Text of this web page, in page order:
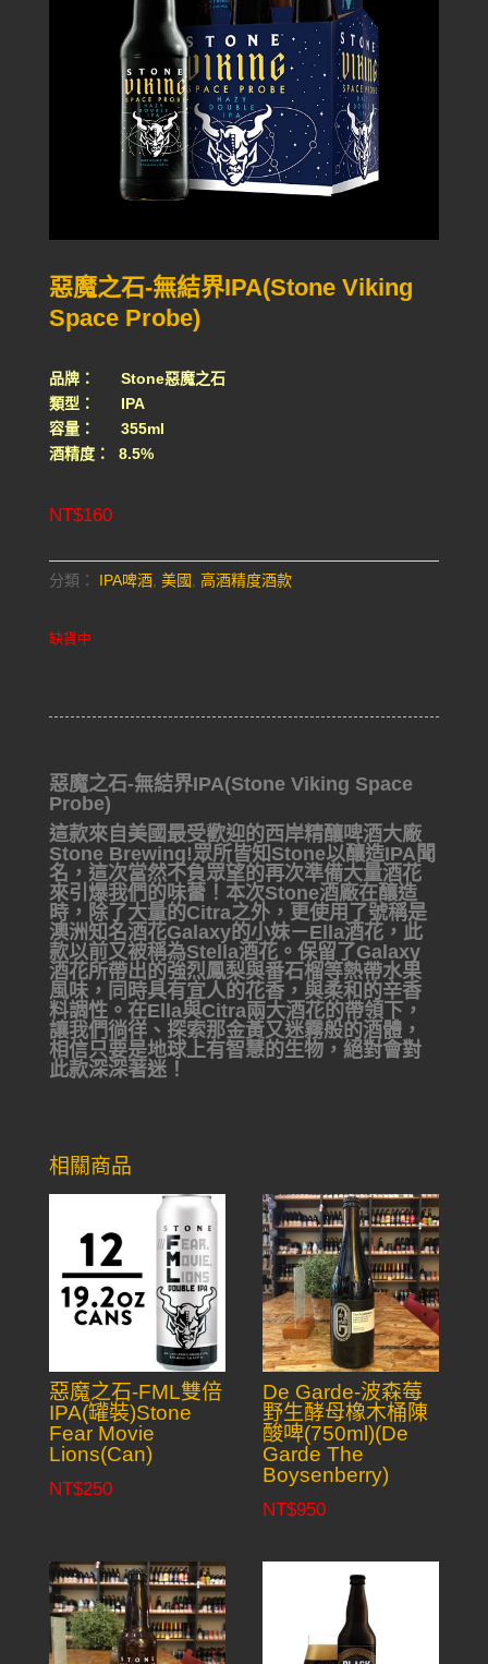
惡魔之石-無結界IPA(Stone Viking
Space Probe)
品牌： Stone惡魔之石
類型： IPA
容量： 355ml
酒精度： 8.5%
NT$160
分類： IPA啤酒, 美國, 高酒精度酒款
缺貨中
惡魔之石-無結界IPA(Stone Viking Space
Probe)
這款來自美國最受歡迎的西岸精釀啤酒大廠
Stone Brewing!眾所皆知Stone以釀造IPA聞
名，這次當然不負眾望的再次準備大量酒花
來引爆我們的味蕾！ 本次Stone酒廠在釀造
時，除了大量的Citra之外，更使用了號稱是
澳洲知名酒花Galaxy的小妹－Ella酒花，此
款以前又被稱為Stella酒花。保留了Galaxy
酒花所帶出的強烈鳳梨與番石榴等熱帶水果
風味，同時具有宜人的花香，與柔和的辛香
料調性。在Ella與Citra兩大酒花的帶領下，
讓我們徜徉、探索那金黃又迷霧般的酒體，
相信只要是地球上有智慧的生物，絕對會對
此款深深著迷！
相關商品
惡魔之石-FML雙倍
IPA(罐裝)Stone
Fear Movie
Lions(Can)
NT$250
De Garde-波森莓
野生酵母橡木桶陳
酸啤(750ml)(De
Garde The
Boysenberry)
NT$950